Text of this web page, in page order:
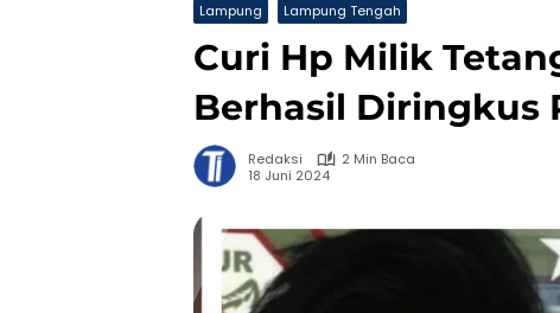
Lampung Lampung Tengah
Curi Hp Milik
Berhasil Diringkus
Redaksi
2 Min Baca
18 Juni 2024